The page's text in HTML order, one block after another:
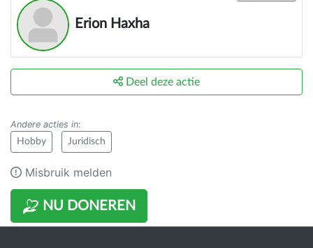
Erion Haxha
NU DONEREN
Deel deze actie
Andere acties in:
Hobby Juridisch
Misbruik melden